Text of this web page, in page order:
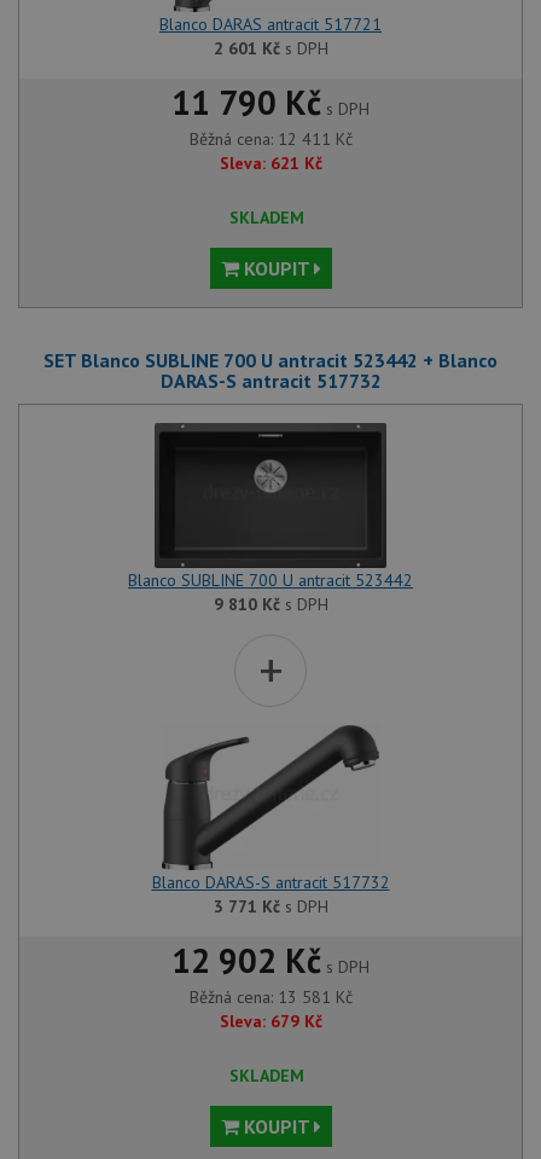
Blanco DARAS antracit 517721
2 601 Kčs DPH
11 790 Kč s DPH
Běžná cena: 12 411 Kč
Sleva: 621 Kč
SKLADEM
KOUPIT
SET Blanco SUBLINE 700 U antracit 523442 + Blanco
DARAS-S antracit 517732
Blanco SUBLINE 700 U antracit 523442
9 810 Kčs DPH
+
Blanco DARAS-S antracit 517732
3 771 Kčs DPH
12 902 Kč s DPH
Běžná cena: 13 581 Kč
Sleva: 679 Kč
SKLADEM
KOUPIT